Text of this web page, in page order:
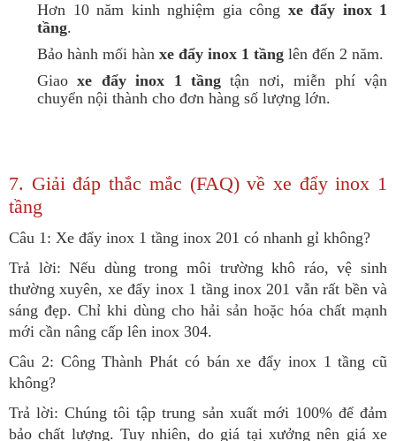
Hơn 10 năm kinh nghiệm gia công xe đẩy inox 1
tầng.
Bảo hành mối hàn xe đẩy inox 1 tầng lên đến 2 năm.
Giaoxe đẩy inox 1 tầng tận nơi, miễn phí vận
chuyển nội thành cho đơn hàng số lượng lớn.
7. Giải đáp thắc mắc (FAQ) về xe đẩy inox 1
tầng
Câu 1: Xe đẩy inox 1 tầng inox 201 có nhanh gỉ không?
Trả lời: Nếu dùng trong môi trường khô ráo, vệ sinh
thường xuyên, xe đẩy inox 1 tầng inox 201 vẫn rất bền và
sáng đẹp. Chỉ khi dùng cho hải sản hoặc hóa chất mạnh
mới cần nâng cấp lên inox 304.
Câu 2: Công Thành Phát có bán xe đẩy inox 1 tầng cũ
không?
Trả lời: Chúng tôi tập trung sản xuất mới 100% để đảm
bảo chất lượng. Tuy nhiên, do giá tại xưởng nên giá xe